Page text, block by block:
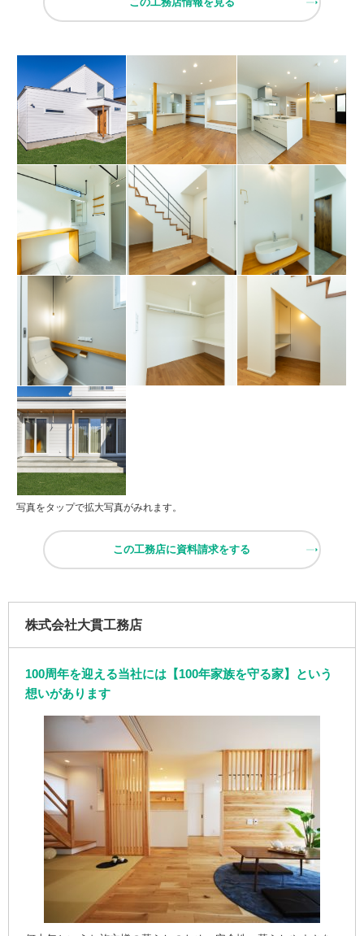
写真をタップで拡大写真がみれます。
この工務店に資料請求をする
株式会社大貫工務店
100周年を迎える当社には【100年家族を守る家】という
想いがあります